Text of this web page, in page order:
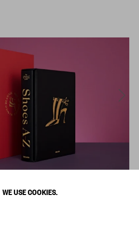
WE USE COOKIES.